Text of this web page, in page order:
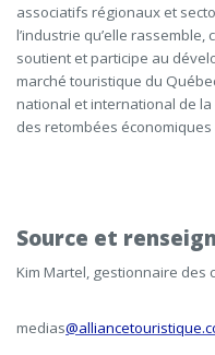
associatifs régionaux et
l’industrie qu’elle rassemble,
soutient et participe au
marché touristique du
national et international de la
des retombées économiques
Source et
Kim Martel, gestionnaire des
medias